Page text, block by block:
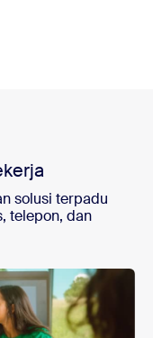
solusi terpadu
telepon, dan